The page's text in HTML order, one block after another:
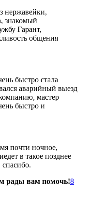
нержавейки,
знакомый
Гарант,
общения
быстро стала
аварийный выезд
мастер
быстро и
почти ночное,
в такое позднее
рады вам помочь!8